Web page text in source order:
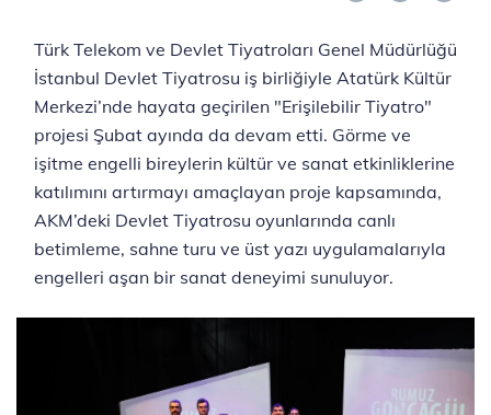
Türk Telekom ve Devlet Tiyatroları Genel Müdürlüğü
İstanbul Devlet Tiyatrosu iş birliğiyle Atatürk Kültür
Merkezi’nde hayata geçirilen "Erişilebilir Tiyatro"
projesi Şubat ayında da devam etti. Görme ve
işitme engelli bireylerin kültür ve sanat etkinliklerine
katılımını artırmayı amaçlayan proje kapsamında,
AKM’deki Devlet Tiyatrosu oyunlarında canlı
betimleme, sahne turu ve üst yazı uygulamalarıyla
engelleri aşan bir sanat deneyimi sunuluyor.